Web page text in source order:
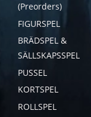
(Preorders)
FIGURSPEL
BRÄDSPEL &
SÄLLSKAPSSPEL
PUSSEL
KORTSPEL
ROLLSPEL